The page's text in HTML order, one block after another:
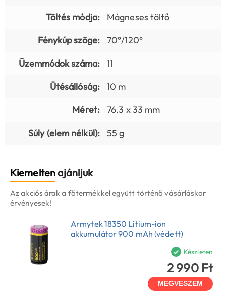
Töltés módja:
Mágneses töltő
Fénykúp szöge:
70°/120°
Üzemmódok száma:
11
Ütésállóság:
10 m
Méret:
76.3 x 33 mm
Súly (elem nélkül):
55 g
Kiemeltenajánljuk
Az akciós árak a főtermékkel együtt történő vásárláskor
érvényesek!
Armytek 18350 Litium-ion
akkumulátor 900 mAh (védett)
Készleten
2 990 Ft
MEGVESZEM